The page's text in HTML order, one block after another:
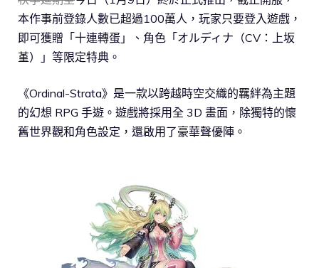
本作事前登錄人數已超過100萬人，玩家只要登入遊戲，
即可獲贈「十連轉蛋」、角色「オルディナ（CV：上坂
堇）」等限定特典。
《Ordinal-Strata》是一款以跨越時空交織的羈絆為主題
的幻想 RPG 手遊。遊戲將採用全 3D 畫面，除獨特的懷
舊世界觀和角色設定，還啟用了豪華聲優陣。